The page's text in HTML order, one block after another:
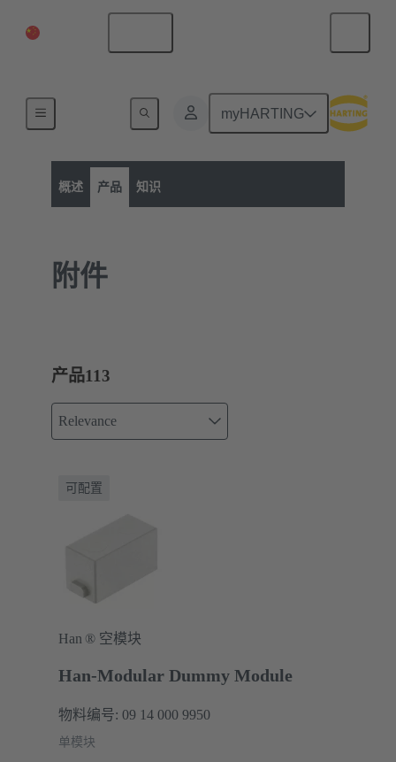
myHARTING
概述 产品 知识
Han-Modular® 模块化连接器
附件
产品113
Relevance
可配置
Han ® 空模块
Han-Modular Dummy Module
物料编号: 09 14 000 9950
单模块